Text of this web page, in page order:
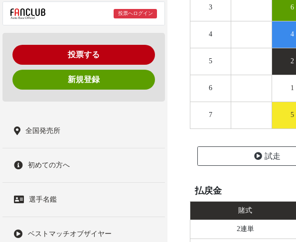
投票へログイン
投票する
新規登録
全国発売所
初めての方へ
選手名鑑
ベストマッチオブザイヤー
3 6
4 4
5 2
6 1
7 5
試走
払戻金
賭式
2連単